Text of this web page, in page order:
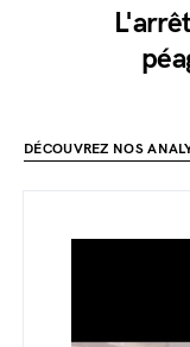
DÉCOUVREZ NOS